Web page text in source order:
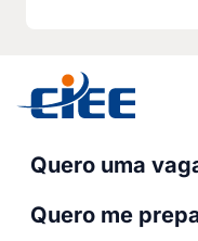
Quero uma
Quero me